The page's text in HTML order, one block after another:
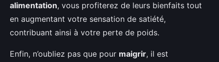
alimentation, vous profiterez de leurs bienfaits tout
en augmentant votre sensation de satiété,
contribuant ainsi à votre perte de poids.
Enfin, n’oubliez pas que pour maigrir, il est